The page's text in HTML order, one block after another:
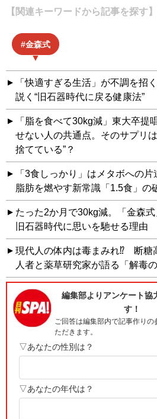
【関連キーワードから記事を探す】
金森式
「快適すぎる生活」が不調を招
説く“旧石器時代に戻る健康法”
「脂を食べて30kg減」東大卒提
せない人の共通点。そのサプリ
捨てている”？
「3食しっかり」はメタボへの
脂肪を燃やす新常識「1.5食」の
たった2か月で30kg減。「金森
旧石器時代に思いを馳せる理由
現代人の体内は毒まみれ⁉ 断糖
人者と薬草研究家が語る「解毒の